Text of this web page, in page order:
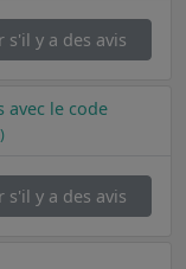
s'il y a des avis
avec le code
s'il y a des avis